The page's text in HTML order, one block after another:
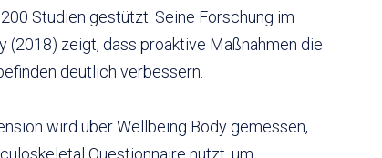
Studien gestützt. Seine Forschung im
(2018) zeigt, dass proaktive Maßnahmen die
deutlich verbessern.
wird über Wellbeing Body gemessen,
Questionnaire nutzt, um